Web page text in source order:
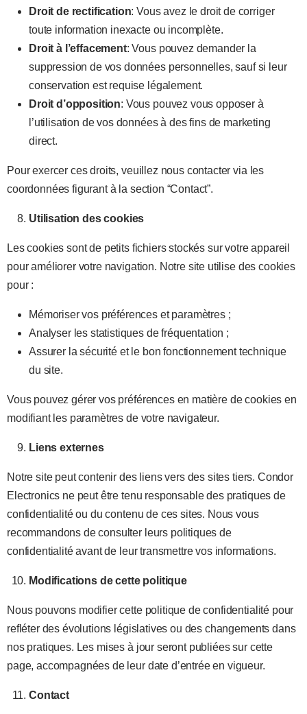
Droit de rectification: Vous avez le droit de corriger
toute information inexacte ou incomplète.
Droit à l’effacement: Vous pouvez demander la
suppression de vos données personnelles, sauf si leur
conservation est requise légalement.
Droit d’opposition: Vous pouvez vous opposer à
l’utilisation de vos données à des fins de marketing
direct.
Pour exercer ces droits, veuillez nous contacter via les
coordonnées figurant à la section “Contact”.
Utilisation des cookies
Les cookies sont de petits fichiers stockés sur votre appareil
pour améliorer votre navigation. Notre site utilise des cookies
pour :
Mémoriser vos préférences et paramètres ;
Analyser les statistiques de fréquentation ;
Assurer la sécurité et le bon fonctionnement technique
du site.
Vous pouvez gérer vos préférences en matière de cookies en
modifiant les paramètres de votre navigateur.
Liens externes
Notre site peut contenir des liens vers des sites tiers. Condor
Electronics ne peut être tenu responsable des pratiques de
confidentialité ou du contenu de ces sites. Nous vous
recommandons de consulter leurs politiques de
confidentialité avant de leur transmettre vos informations.
Modifications de cette politique
Nous pouvons modifier cette politique de confidentialité pour
refléter des évolutions législatives ou des changements dans
nos pratiques. Les mises à jour seront publiées sur cette
page, accompagnées de leur date d’entrée en vigueur.
Contact